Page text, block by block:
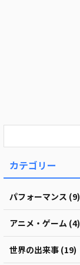
カテゴリー
パフォーマンス (9)
アニメ・ゲーム (4)
世界の出来事 (19)